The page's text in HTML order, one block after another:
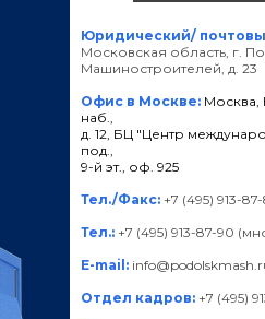
Юридический/
Московская область, г.
Машиностроителей, д. 23
Офис в Москве: Москва,
наб.,
д. 12, БЦ "Центр
под.,
9-й эт., оф. 925
Тел./Факс: +7 (495) 913-
Тел.: +7 (495) 913-87-90
E-mail:
Отдел кадров: +7 (495)